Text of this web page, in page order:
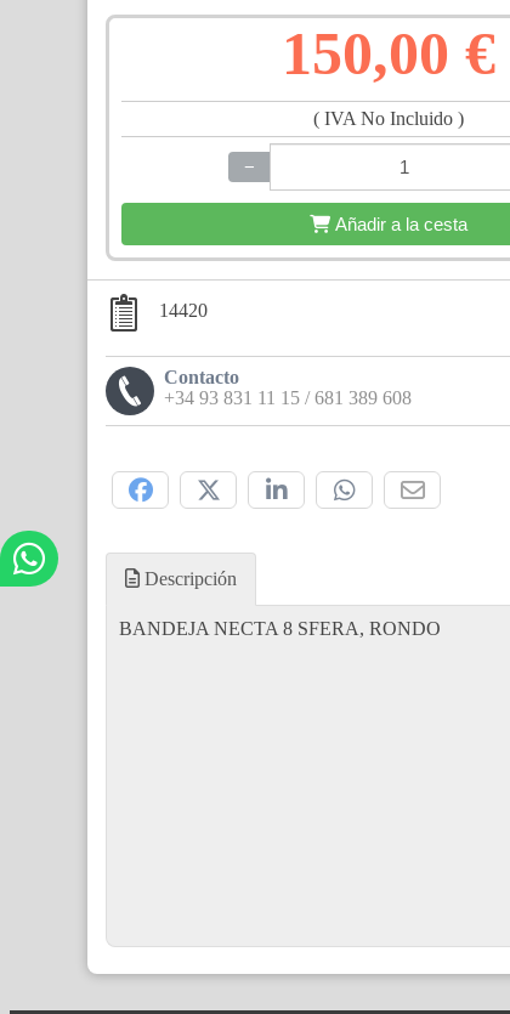
150,00 €
( IVA No Incluido )
−
Añadir a la cesta
14420
Contacto
+34 93 831 11 15 / 681 389 608
Descripción
BANDEJA NECTA 8 SFERA, RONDO